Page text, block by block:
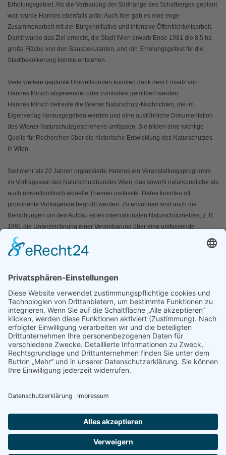
Erholungsgebiet. Als die Verbauung der Südhänge des Schafberges geplant
war, wurde Hannes ebenfalls aktiv: Auch hier gab es eine enge
Zusammenarbeit mit der Bürgerinitiative und intensive Öffentlichkeitsarbeit.
Damit wurde das Ziel erreicht, die Stadt Wien erwarb Ende 1981 die 8,5 ha
große Fläche von den Bauspekulanten, und ein Erholungsgebiet für die
Stadtbevölkerung konnte entstehen.
Viele weitere geplante Umweltsünden konnten dank dem Einsatz von
Hannes Minich abgewendet oder zumindest gemildert werden.
Hannes Minich betreute die Wiener Naturschutz-Nachrichten, die im
Eigenverlag herausgegeben werden und eine ausführliche Dokumentation
des Wiener Naturschutzgeschehens umfassen. Sie bilden eine wichtige
Quelle für Recherchen über die historische Entwicklung des Naturschutzes
in Wien.
Seit mehr als 20 Jahren organisierte Hannes ein Veranstaltungsprogramm
im Vortragssaal des Naturschutzbundes Wien, das sowohl naturkundliche als
auch umweltpolitisch aktuelle Themen umfasste. Dabei konnten oft
prominente Vortragende begrüßt werden. Zu erwähnen sind auch die
Bemühungen um den Aufbau eines internationalen Naturschutznetzes, z. B.
1991 die Unterzeichnung einer Vereinbarung über eine umfassende
Zusammenarbeit von Naturschutzbund Österreich und dem tschechischen
bzw. slowakischen Naturschutzverband. Hannes Minich war langjähriges
Auen.
Laufend nahm Hannes Minich im Namen des Naturschutzbundes qualifiziert
Stellung zu geplanten Änderungen im Flächenwidmungsplan, zu Entwürfen
von Verordnungen und Gesetzen und er unterstützte Bürgerinitiativen mit
seinem reichen Fachwissen.
Mit seinem Tod verliert der Naturschutzbund einen höchst engagierten,
erfahrenen und verdienstvollen Mitarbeiter, Mitstreiter und lieben Freund. In
Andenken bewahren.
Der Naturschutzbund